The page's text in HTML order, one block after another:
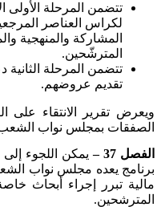
تتضمن المرحلة الأولى
لكراس العناصر
المشاركة والمنهجية
المترشّحين.
تتضمن المرحلة الثانية
تقديم عروضهم.
ويعرض تقرير الانتقاء على
الصفقات بمجلس نواب
الفصل 37 –
يمكن اللجوء
برنامج يعده مجلس نواب
مالية تبرر إجراء أبحاث
المترشحين.